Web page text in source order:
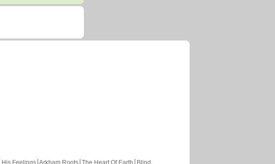
His Feelings Arkham Roots The Heart Of Earth Blind